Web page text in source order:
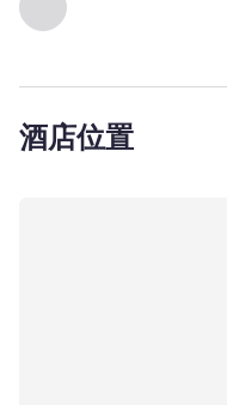
上一个 - 客房
酒店位置